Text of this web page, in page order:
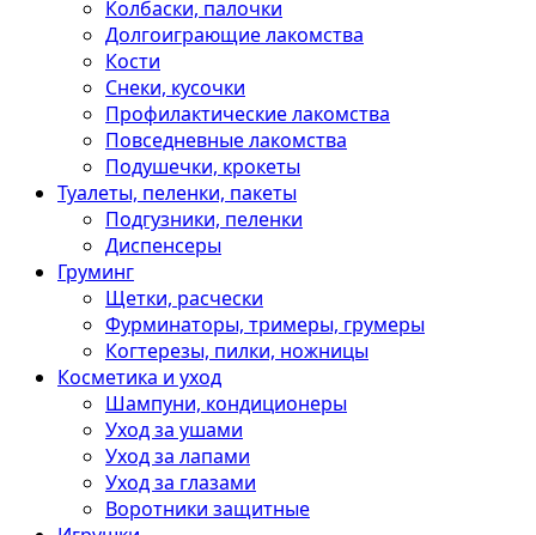
Колбаски, палочки
Долгоиграющие лакомства
Кости
Снеки, кусочки
Профилактические лакомства
Повседневные лакомства
Подушечки, крокеты
Туалеты, пеленки, пакеты
Подгузники, пеленки
Диспенсеры
Груминг
Щетки, расчески
Фурминаторы, тримеры, грумеры
Когтерезы, пилки, ножницы
Косметика и уход
Шампуни, кондиционеры
Уход за ушами
Уход за лапами
Уход за глазами
Воротники защитные